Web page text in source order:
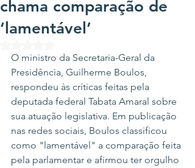
chama comparação de
‘lamentável’
O ministro da Secretaria-Geral da
Presidência, Guilherme Boulos,
respondeu às críticas feitas pela
deputada federal Tabata Amaral sobre
sua atuação legislativa. Em publicação
nas redes sociais, Boulos classificou
como "lamentável" a comparação feita
pela parlamentar e afirmou ter orgulho